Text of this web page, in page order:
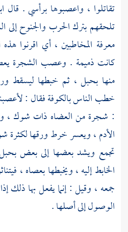
تقاتلوا ، واعصبوها برأسي . قال
تلحقهم بترك الحرب والجنوح إلى
معرفة المخاطبين ، أي اقرنوا
كانت ذميمة . وعصب الشجرة
منها بحبل ، ثم خبطها ليسقط
خطب الناسبالكوفةفقال :
: شجرة من العضاه ذات شوك ،
الأدم ، ويعسر خرط ورقها لكثرة
تجمع ويشد بعضها إلى بعض
الخابط إليه ، ويخبطها بعصاه ،
جمعه ، وقيل : إنما يفعل بها ذلك
الوصول إلى أصلها .